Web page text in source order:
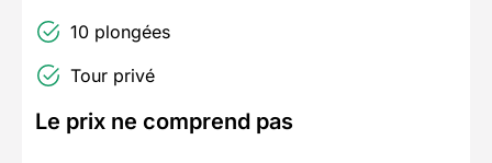
10 plongées
Tour privé
Le prix ne comprend pas